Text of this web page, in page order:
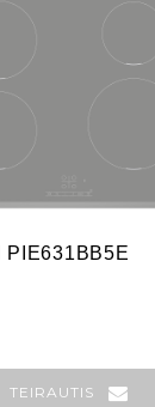
PIE631BB5E
TEIRAUTIS